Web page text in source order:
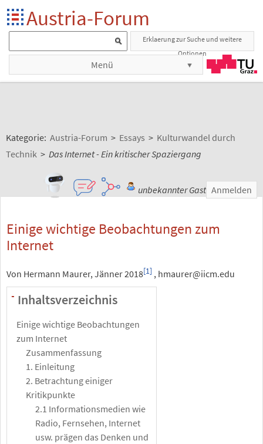
Austria-Forum
Erklaerung zur Suche und weitere
Optionen
Menü
Kategorie: Austria-Forum > Essays > Kulturwandel durch
Technik > Das Internet - Ein kritischer Spaziergang
unbekannter Gast Anmelden
Einige wichtige Beobachtungen zum
Internet
Von Hermann Maurer, Jänner 2018[1] , hmaurer@iicm.edu
- Inhaltsverzeichnis
Einige wichtige Beobachtungen
zum Internet
Zusammenfassung
1. Einleitung
2. Betrachtung einiger
Kritikpunkte
2.1 Informationsmedien wie
Radio, Fernsehen, Internet
usw. prägen das Denken und